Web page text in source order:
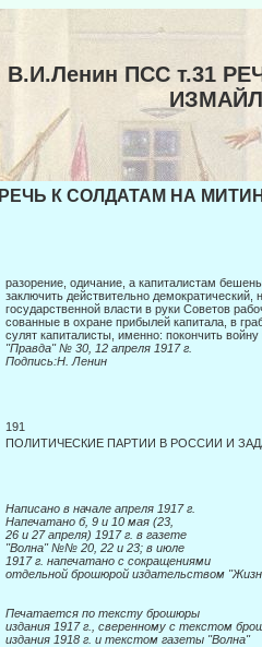
В.И.Ленин ПСС т.31
РЕЧЬ К СОЛДАТАМ НА
разорение, одичание, а капиталистам
заключить действительно
государственной власти в руки Советов
сованные в охране прибылей капитала, в
сулят капиталисты, именно: покончить
"Правда" № 30, 12 апреля
Подпись:Η . Ленин
191
ПОЛИТИЧЕСКИЕ ПАРТИИ В РОССИИ И
Написано в начале апреля 1917 г.
Напечатано б, 9 и 10 мая (23,
26 и 27 апреля) 1917 г. в газете
"Волна" №№ 20, 22 и 23; в июле
1917 г. напечатано с сокращениями
отдельной брошюрой издательством
Печатается по тексту брошюры
издания 1917 г., сверенному с текстом
издания 1918 г. и текстом газеты "Волна"